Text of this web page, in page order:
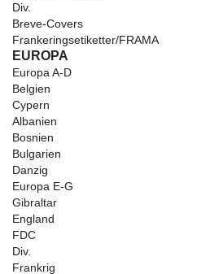
Div.
Breve-Covers
Frankeringsetiketter/FRAMA
EUROPA
Europa A-D
Belgien
Cypern
Albanien
Bosnien
Bulgarien
Danzig
Europa E-G
Gibraltar
England
FDC
Div.
Frankrig